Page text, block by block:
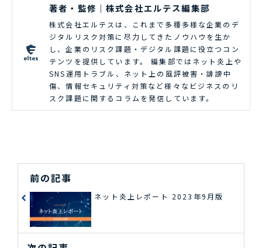
著者・監修｜株式会社エルテス編集部
株式会社エルテスは、これまで多種多様な企業のデ
ジタルリスク対策に尽力してきたノウハウを生か
し、企業のリスク課題・デジタル課題に役立つコン
テンツを提供しています。 編集部ではネット炎上や
SNS運用トラブル、ネット上の風評被害・誹謗中
傷、情報セキュリティ対策など様々なビジネスのリ
スク課題に関するコラムを発信しています。
前の記事
ネット炎上レポート 2023年9月版